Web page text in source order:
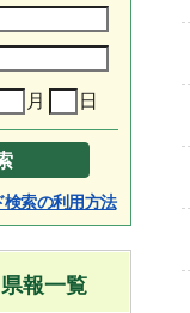
月 日
検索の利用方法
報一覧